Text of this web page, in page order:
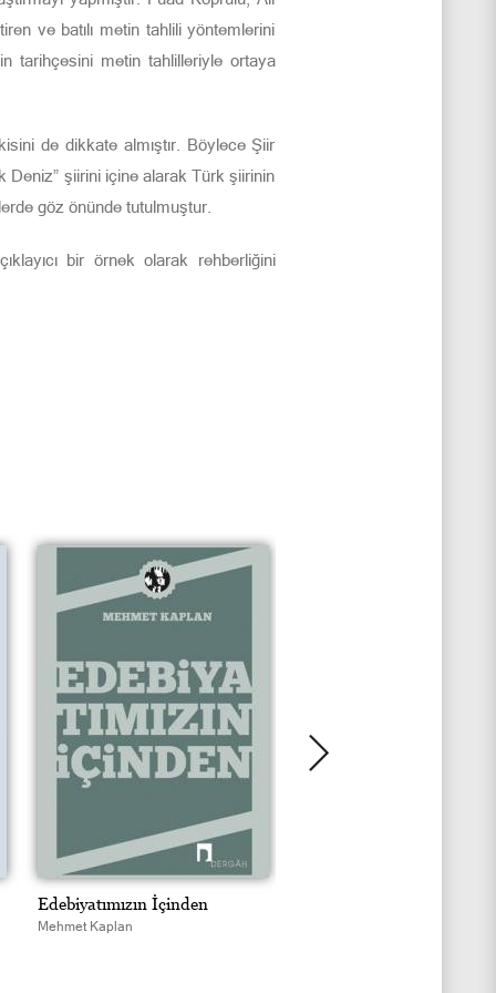
ve batılı metin tahlili yöntemlerini
tarihçesini metin tahlilleriyle ortaya
de dikkate almıştır. Böylece Şiir
Deniz” şiirini içine alarak Türk şiirinin
göz önünde tutulmuştur.
bir örnek olarak rehberliğini
Edebiyatımızın İçinden
Mehmet Kaplan